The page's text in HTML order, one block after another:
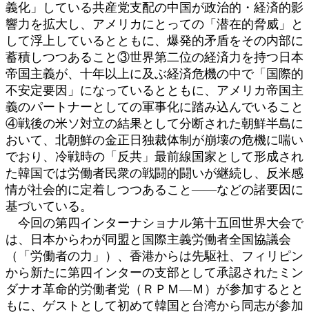
義化」している共産党支配の中国が政治的・経済的影
響力を拡大し、アメリカにとっての「潜在的脅威」と
して浮上しているとともに、爆発的矛盾をその内部に
蓄積しつつあること③世界第二位の経済力を持つ日本
帝国主義が、十年以上に及ぶ経済危機の中で「国際的
不安定要因」になっているとともに、アメリカ帝国主
義のパートナーとしての軍事化に踏み込んでいること
④戦後の米ソ対立の結果として分断された朝鮮半島に
おいて、北朝鮮の金正日独裁体制が崩壊の危機に喘い
でおり、冷戦時の「反共」最前線国家として形成され
た韓国では労働者民衆の戦闘的闘いが継続し、反米感
情が社会的に定着しつつあること――などの諸要因に
基づいている。
今回の第四インターナショナル第十五回世界大会で
は、日本からわが同盟と国際主義労働者全国協議会
（「労働者の力」）、香港からは先駆社、フィリピン
から新たに第四インターの支部として承認されたミン
ダナオ革命的労働者党（ＲＰＭ―Ｍ）が参加するとと
もに、ゲストとして初めて韓国と台湾から同志が参加